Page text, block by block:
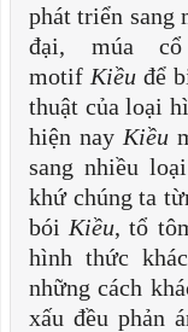
phát triển sang
đại, múa
motif Kiềuđể
thuật của loại
hiện nay Kiều
sang nhiều
khứ chúng ta
bói Kiều, tổ
hình thức
những cách
xấu đều phản